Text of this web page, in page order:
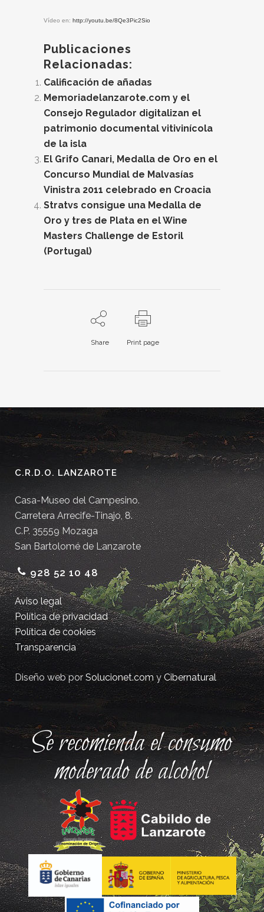
Vídeo en: http://youtu.be/8Qe3Pic2Sio
Publicaciones
Relacionadas:
Calificación de añadas
Memoriadelanzarote.com y el
Consejo Regulador digitalizan el
patrimonio documental vitivinícola
de la isla
El Grifo Canari, Medalla de Oro en el
Concurso Mundial de Malvasías
Vinistra 2011 celebrado en Croacia
Stratvs consigue una Medalla de
Oro y tres de Plata en el Wine
Masters Challenge de Estoril
(Portugal)
Share Print page
C.R.D.O. LANZAROTE
Casa-Museo del Campesino.
Carretera Arrecife-Tinajo, 8.
C.P. 35559 Mozaga
San Bartolomé de Lanzarote
928 52 10 48
Aviso legal
Política de privacidad
Política de cookies
Transparencia
Diseño web porSolucionet.comyCibernatural
Se recomienda el consumo
moderado de alcohol